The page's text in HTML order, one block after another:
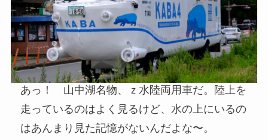
あっ！ 山中湖名物、ｚ水陸両用車だ。陸上を
走っているのはよく見るけど、水の上にいるの
はあんまり見た記憶がないんだよな〜。